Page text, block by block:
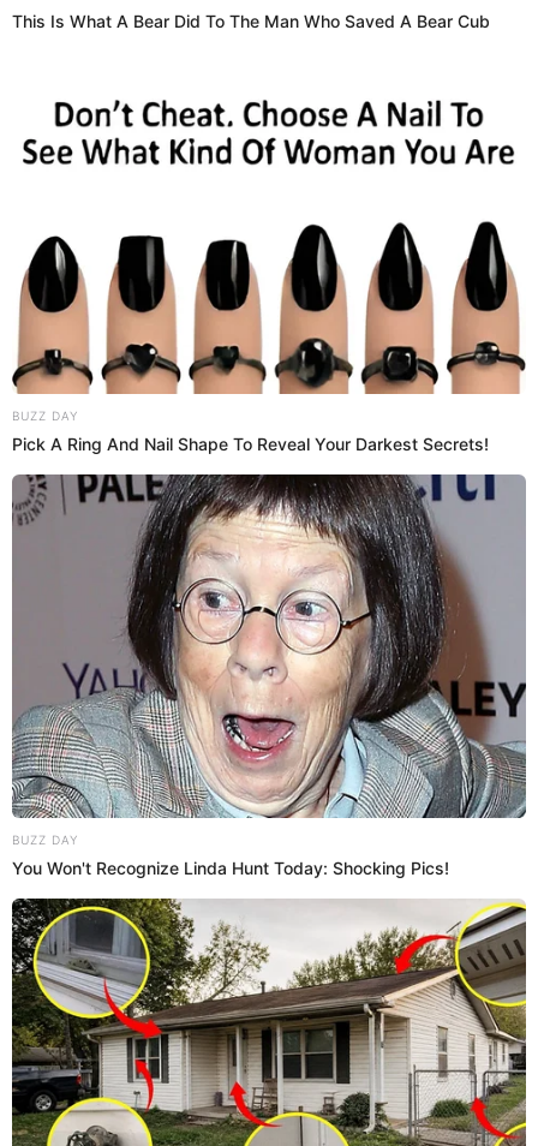
"No sé si vaya a volver a ganar otro reto, por eso
21:20 22/6/2023
Belén Estévez sufre quemadura en
el inicio de la segunda temporada
Belén Estevezse quemó el dedo en el primer
programa de la segunda temporada. Sufrió incidente
a la hora de encender la cocina. "No, me quemé, por
qué yo",dijo. Al instante fue atendida y no pasó a
mayores.
20:40 22/6/2023
El primer plato de la noche: Sesos
de ternera
El primer plato de la noche sorprendió a todos los
concursantes. ¿Se animarán a preparar los sesos de
ternera?